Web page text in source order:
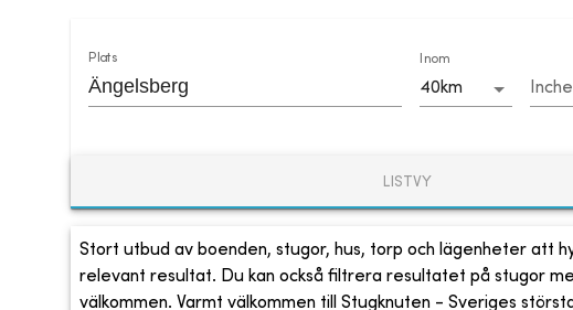
Plats Inom
40km
LISTVY
Stort utbud av boenden, stugor, hus, torp och lägenheter att
relevant resultat. Du kan också filtrera resultatet på stugor
välkommen. Varmt välkommen till Stugknuten - Sveriges